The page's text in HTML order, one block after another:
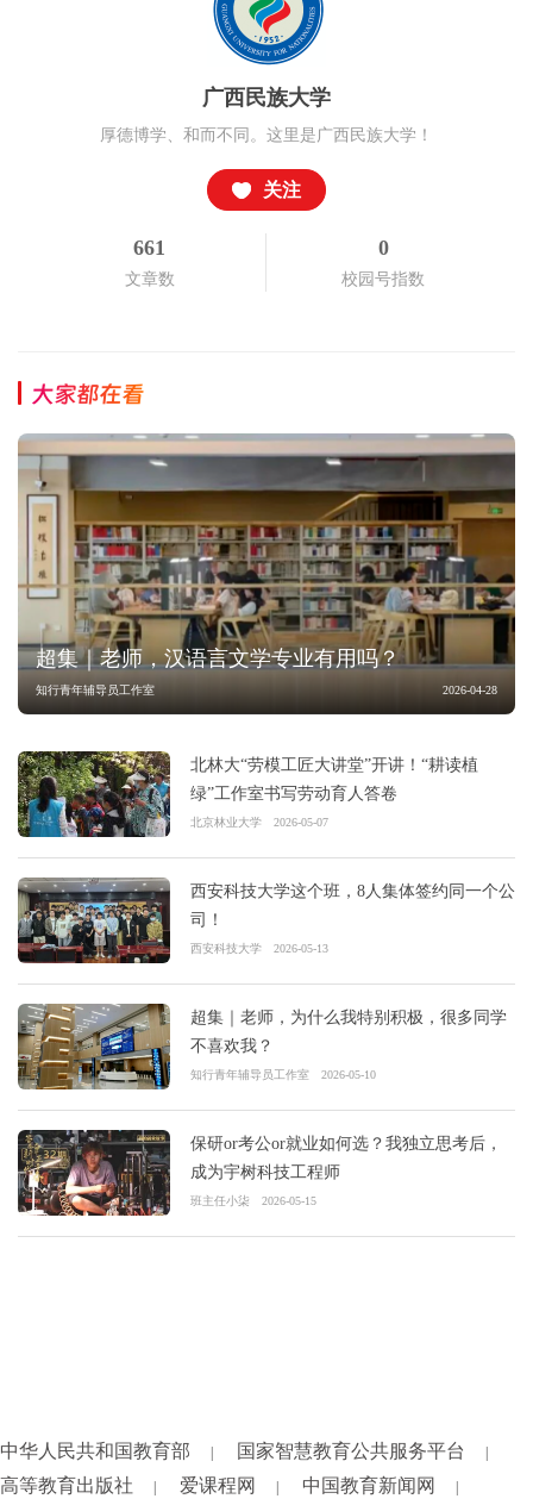
广西民族大学
厚德博学、和而不同。这里是广西民族大学！
关注
661
文章数
0
校园号指数
大家都在看
超集｜老师，汉语言文学专业有用吗？
知行青年辅导员工作室 2026-04-28
北林大“劳模工匠大讲堂”开讲！“耕读植
绿”工作室书写劳动育人答卷
北京林业大学 2026-05-07
西安科技大学这个班，8人集体签约同一个公
司！
西安科技大学 2026-05-13
超集｜老师，为什么我特别积极，很多同学
不喜欢我？
知行青年辅导员工作室 2026-05-10
保研or考公or就业如何选？我独立思考后，
成为宇树科技工程师
班主任小柒 2026-05-15
中华人民共和国教育部 | 国家智慧教育公共服务平台 |
高等教育出版社 | 爱课程网 | 中国教育新闻网 |